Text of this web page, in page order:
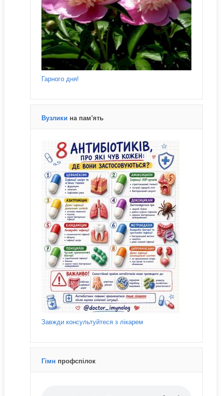
Гарного дня!
Вузлики на пам'ять
Завжди консультуйтеся з лікарем
Гімн профспілок